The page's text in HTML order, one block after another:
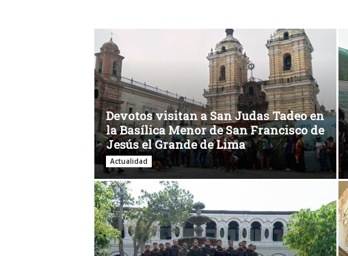
Devotos visitan a San Judas Tadeo en
la Basílica Menor de San Francisco de
Jesús el Grande de Lima
Actualidad